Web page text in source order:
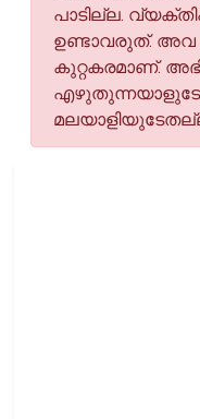
പാടില്ല.
ഉണ്ടാവരുത്.
കുറ്റകരമാണ്.